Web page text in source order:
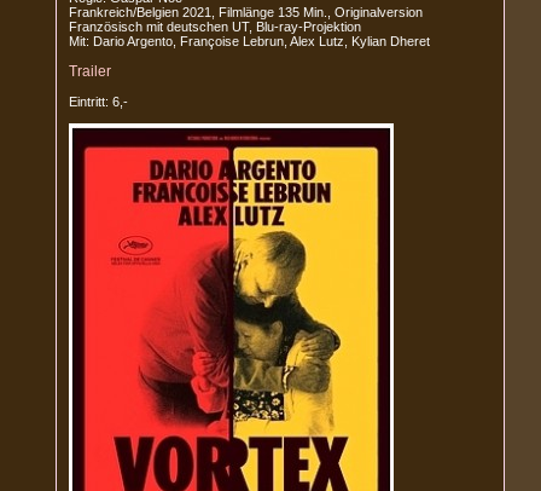
Frankreich/Belgien 2021, Filmlänge 135 Min., Originalversion
Französisch mit deutschen UT, Blu-ray-Projektion
Mit: Dario Argento, Françoise Lebrun, Alex Lutz, Kylian Dheret
Trailer
Eintritt: 6,-